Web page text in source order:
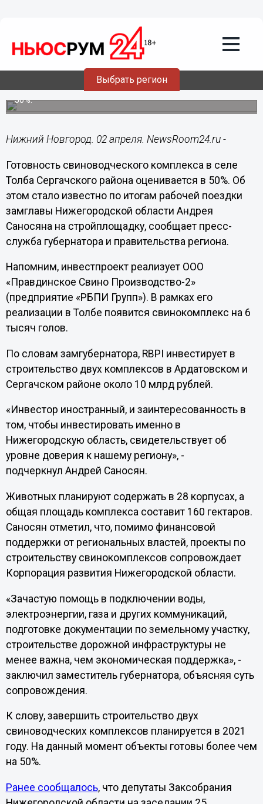
Выбрать регион
Свинокомплексы RBPI в Сергачском и
Ардатовском районах достроят в 2021
году
На данный момент предприятие в селе Толба готово на
50%.
Нижний Новгород. 02 апреля. NewsRoom24.ru -
Готовность свиноводческого комплекса в селе
Толба Сергачского района оценивается в 50%. Об
этом стало известно по итогам рабочей поездки
замглавы Нижегородской области Андрея
Саносяна на стройплощадку, сообщает пресс-
служба губернатора и правительства региона.
Напомним, инвестпроект реализует ООО
«Правдинское Свино Производство-2»
(предприятие «РБПИ Групп»). В рамках его
реализации в Толбе появится свинокомплекс на 6
тысяч голов.
По словам замгубернатора, RBPI инвестирует в
строительство двух комплексов в Ардатовском и
Сергачском районе около 10 млрд рублей.
«Инвестор иностранный, и заинтересованность в
том, чтобы инвестировать именно в
Нижегородскую область, свидетельствует об
уровне доверия к нашему региону», -
подчеркнул Андрей Саносян.
Животных планируют содержать в 28 корпусах, а
общая площадь комплекса составит 160 гектаров.
Саносян отметил, что, помимо финансовой
поддержки от региональных властей, проекты по
строительству свинокомплексов сопровождает
Корпорация развития Нижегородской области.
«Зачастую помощь в подключении воды,
электроэнергии, газа и других коммуникаций,
подготовке документации по земельному участку,
строительстве дорожной инфраструктуры не
менее важна, чем экономическая поддержка», -
заключил заместитель губернатора, объясняя суть
сопровождения.
К слову, завершить строительство двух
свиноводческих комплексов планируется в 2021
году. На данный момент объекты готовы более чем
на 50%.
Ранее сообщалось, что депутаты Заксобрания